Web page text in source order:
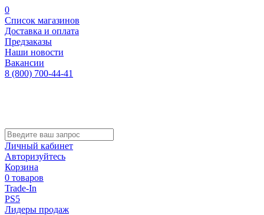
0
Список магазинов
Доставка и оплата
Предзаказы
Наши новости
Вакансии
8 (800) 700-44-41
Личный кабинет
Авторизуйтесь
Корзина
0 товаров
Trade-In
PS5
Лидеры продаж